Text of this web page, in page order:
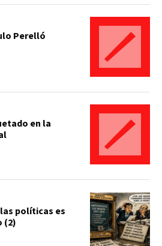
Perelló
en la
políticas es
(2)